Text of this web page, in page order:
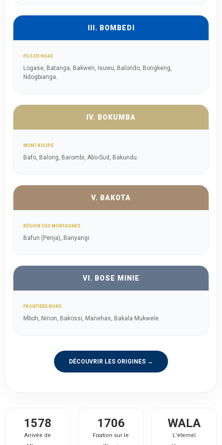
III. BOMBEDI
FILS DE NGAE
Logase, Batanga, Bakweri, Isuwu, Balondo, Bongkeng,
Ndogbianga.
IV. BOKUMBA
MONT KOUPÉ
Bafo, Balong, Barombi, Abo-Sud, Bakundu.
V. BAKOTA
RÉGION DES MONTAGNES
Bafun (Penja), Banyangi.
VI. BOSE MINIE
FRONTIÈRE NORD
Mboh, Ninon, Bakossi, Manehas, Bakala Mukwele.
DÉCOUVRIR LES ORIGINES →
1578
Arrivée de
1706
Fixation sur le
WALA
L'éternel